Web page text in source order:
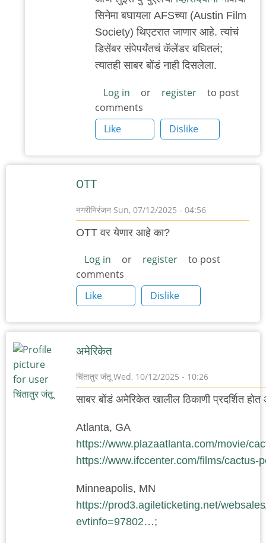
reply
न्यू
चिंतातुर
जंतू
सिनेमा बघायला AFSच्या (Austin Film
Society) थिएटरात जाणार आहे. त्यांचं
डिसेंबर संपेपर्यंतचं कॅलेंडर बघितलं;
त्यातही साबर बोंडं नाही दिसलेला.
Log in or register
to post
comments
Like
Dislike
OTT
नगरीनिरंजन Sun, 07/12/2025 - 04:56
OTT वर येणार आहे का?
Log in or register
to post
comments
Like
Dislike
अमेरिकेत
चिंतातुर जंतूWed, 10/12/2025 - 10:26
साबर बोंडं अमेरिकेत खालील ठिकाणी प्रदर्शित
Atlanta, GA
https://www.plazaatlanta.com/movie/
https://www.ifccenter.com/films/cactus-
Minneapolis, MN
https://prod3.agileticketing.net/
evtinfo=97802…;